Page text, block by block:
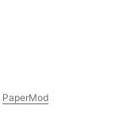
PaperMod